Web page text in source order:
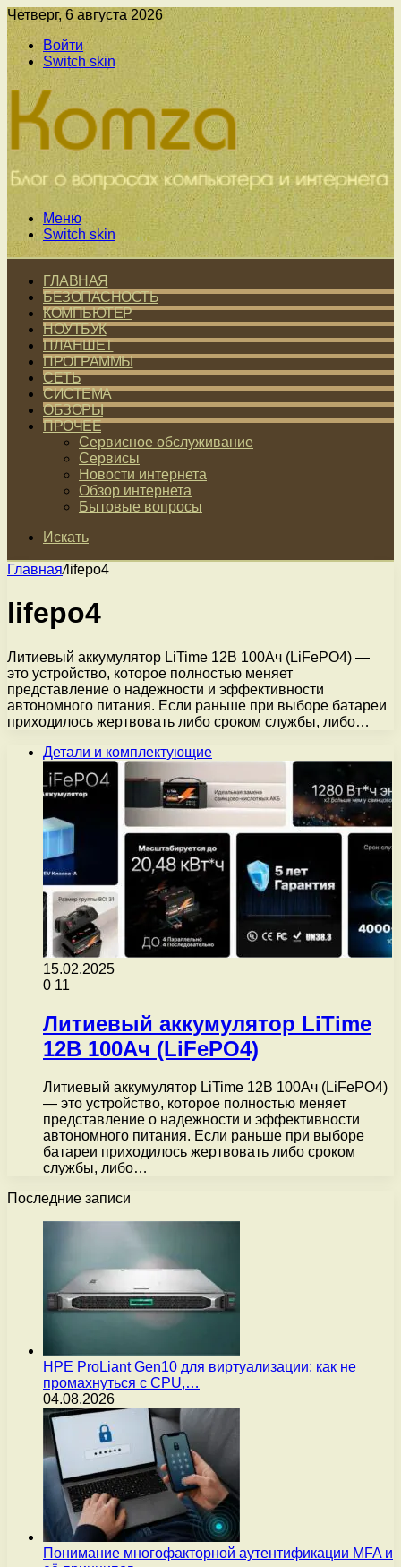
Четверг, 6 августа 2026
Войти
Switch skin
Меню
Switch skin
ГЛАВНАЯ
БЕЗОПАСНОСТЬ
КОМПЬЮТЕР
НОУТБУК
ПЛАНШЕТ
ПРОГРАММЫ
СЕТЬ
СИСТЕМА
ОБЗОРЫ
ПРОЧЕЕ
Сервисное обслуживание
Сервисы
Новости интернета
Обзор интернета
Бытовые вопросы
Искать
Главная/lifepo4
lifepo4
Литиевый аккумулятор LiTime 12В 100Ач (LiFePO4) —
это устройство, которое полностью меняет
представление о надежности и эффективности
автономного питания. Если раньше при выборе батареи
приходилось жертвовать либо сроком службы, либо…
Детали и комплектующие
15.02.2025
0 11
Литиевый аккумулятор LiTime
12В 100Ач (LiFePO4)
Литиевый аккумулятор LiTime 12В 100Ач (LiFePO4)
— это устройство, которое полностью меняет
представление о надежности и эффективности
автономного питания. Если раньше при выборе
батареи приходилось жертвовать либо сроком
службы, либо…
Последние записи
HPE ProLiant Gen10 для виртуализации: как не
промахнуться с CPU,…
04.08.2026
Понимание многофакторной аутентификации MFA и